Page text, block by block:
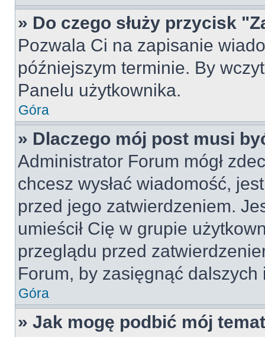
» Do czego służy przycisk
Pozwala Ci na zapisanie
późniejszym terminie. By
Panelu użytkownika.
Góra
» Dlaczego mój post musi
Administrator Forum mógł
chcesz wysłać wiadomość,
przed jego zatwierdzeniem.
umieścił Cię w grupie
przeglądu przed
Forum, by zasięgnąć dalszych
Góra
» Jak mogę podbić mój